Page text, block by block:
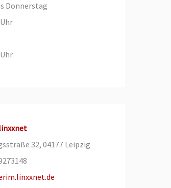
Donnerstag
32, 04177 Leipzig